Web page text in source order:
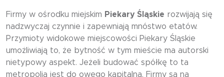
Firmy w ośrodku miejskim Piekary Śląskie rozwijają się
nadzwyczaj czynnie i zapewniają mnóstwo etatów.
Przymioty widokowe miejscowości Piekary Śląskie
umożliwiają to, że bytność w tym mieście ma autorski
nietypowy aspekt. Jeżeli budować spółkę to ta
metropolia jest do owego kapitalna. Firmy są na